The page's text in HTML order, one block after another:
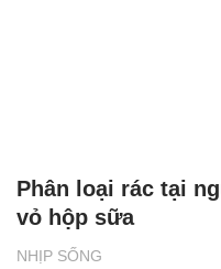
NHỊP SỐNG
Phân loại rác tại
vỏ hộp sữa